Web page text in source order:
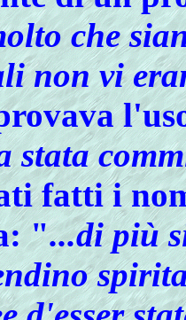
che
non vi
stata
fatti i
: "...di più